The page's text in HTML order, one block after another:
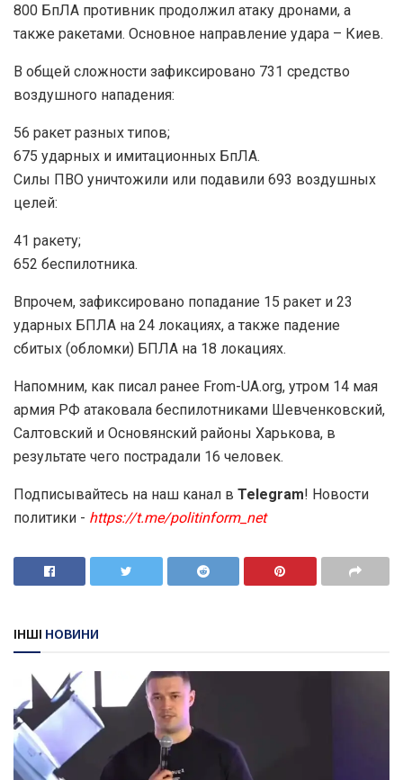
800 БпЛА противник продолжил атаку дронами, а
также ракетами. Основное направление удара – Киев.
В общей сложности зафиксировано 731 средство
воздушного нападения:
56 ракет разных типов;
675 ударных и имитационных БпЛА.
Силы ПВО уничтожили или подавили 693 воздушных
целей:
41 ракету;
652 беспилотника.
Впрочем, зафиксировано попадание 15 ракет и 23
ударных БПЛА на 24 локациях, а также падение
сбитых (обломки) БПЛА на 18 локациях.
Напомним, как писал ранее From-UA.org, утром 14 мая
армия РФ атаковала беспилотниками Шевченковский,
Салтовский и Основянский районы Харькова, в
результате чего пострадали 16 человек.
Подписывайтесь на наш канал в Telegram! Новости
политики - https://t.me/politinform_net
ІНШІ НОВИНИ